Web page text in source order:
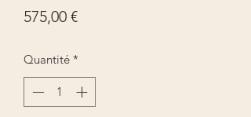
575,00 €Prix
Quantité *